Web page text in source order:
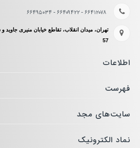
۶۶۴۱۲۰۷۸ - ۶۶۴۰۹۴۲۲ - ۶۶۴۹۵۰۳۴
تهران، میدان انقلاب، تقاطع خیابان منیری جاوید
57
اطلاعات
فهرست
سایت‌های مجد
نماد الکترونیک